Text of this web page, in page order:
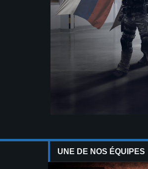
UNE DE NOS ÉQUIPES